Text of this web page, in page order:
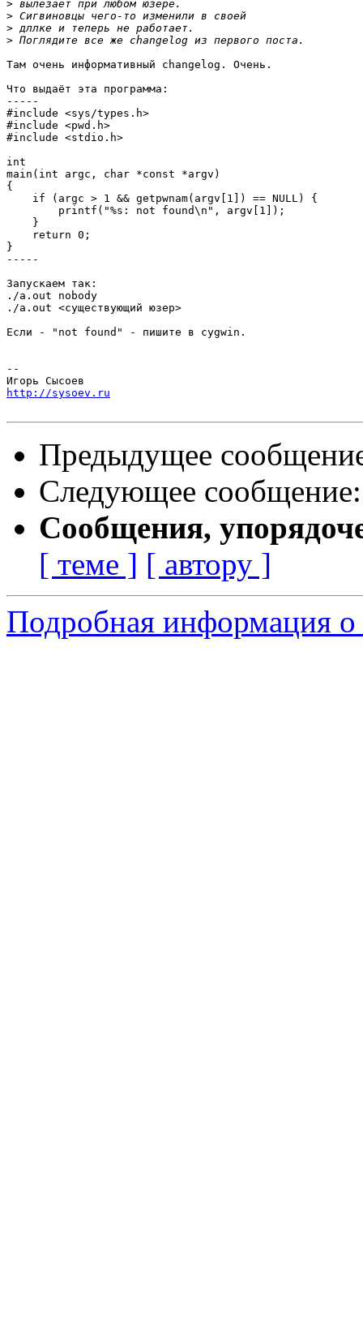
>
>
>
>
Там очень информативный changelog. Очень.
Что выдаёт эта программа:
-----
#include <sys/types.h>
#include <pwd.h>
#include <stdio.h>
int
main(int argc, char *const *argv)
{
    if (argc > 1 && getpwnam(argv[1]) == NULL) {
        printf("%s: not found\n", argv[1]);
    }
    return 0;
}
-----
Запускаем так:
./a.out nobody
./a.out <существующий юзер>
Если - "not found" - пишите в cygwin.
--
http://sysoev.ru
Предыдущее
Следующее
Сообщения,
[ теме ] [ автору ]
Подробная информация